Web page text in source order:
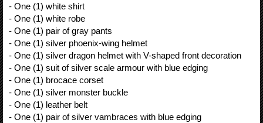
- One (1) white shirt
- One (1) white robe
- One (1) pair of gray pants
- One (1) silver phoenix-wing helmet
- One (1) silver dragon helmet with V-shaped front decoration
- One (1) suit of silver scale armour with blue edging
- One (1) brocace corset
- One (1) silver monster buckle
- One (1) leather belt
- One (1) pair of silver vambraces with blue edging